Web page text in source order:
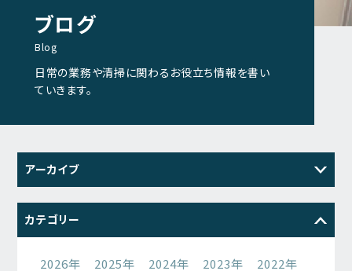
ブログ
Blog
日常の業務や清掃に関わるお役立ち情報を書い
ていきます。
アーカイブ
2026
カテゴリー
2026年 2025年 2024年 2023年
2022年